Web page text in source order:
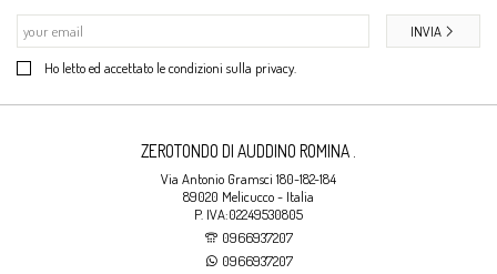
Ho letto ed accettato le condizioni sulla privacy.
INVIA
ZEROTONDO DI AUDDINO ROMINA .
Via Antonio Gramsci 180-182-184
89020 Melicucco - Italia
P. IVA:02249530805
0966937207
0966937207